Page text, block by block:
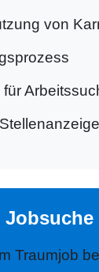
von
Traumjob